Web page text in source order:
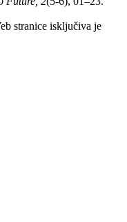
stranice isključiva je